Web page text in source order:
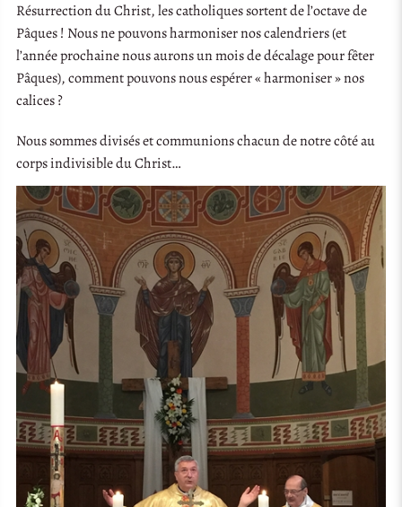
Résurrection du Christ, les catholiques sortent de l’octave de
Pâques ! Nous ne pouvons harmoniser nos calendriers (et
l’année prochaine nous aurons un mois de décalage pour fêter
Pâques), comment pouvons nous espérer « harmoniser » nos
calices ?
Nous sommes divisés et communions chacun de notre côté au
corps indivisible du Christ…